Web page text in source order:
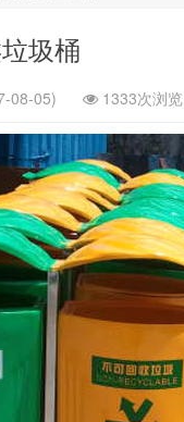
圾桶
08-05) 1333次浏览